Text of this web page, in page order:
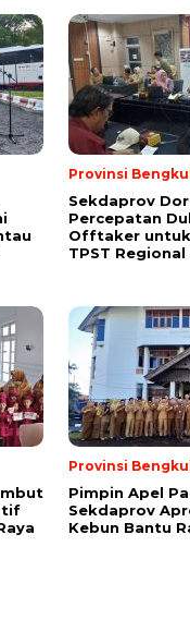
Provinsi
Sekdaprov
Percepatan
Offtaker
TPST Regional
Provinsi
Pimpin Apel
Sekdaprov
Kebun Bantu